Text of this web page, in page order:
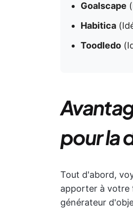
Goalscape
Habitica
Toodledo
pour la
Tout d'abord,
apporter à votre
générateur